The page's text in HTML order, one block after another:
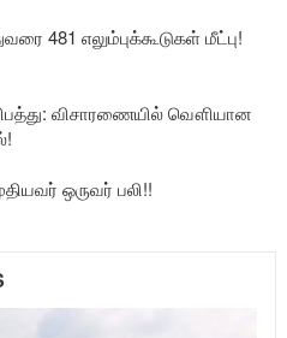
481 எலும்புக்கூடுகள் மீட்பு!
விசாரணையில் வௌியான
ஒருவர் பலி!!